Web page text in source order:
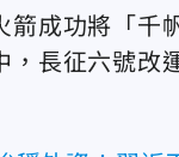
箭成功將「千
長征六號改